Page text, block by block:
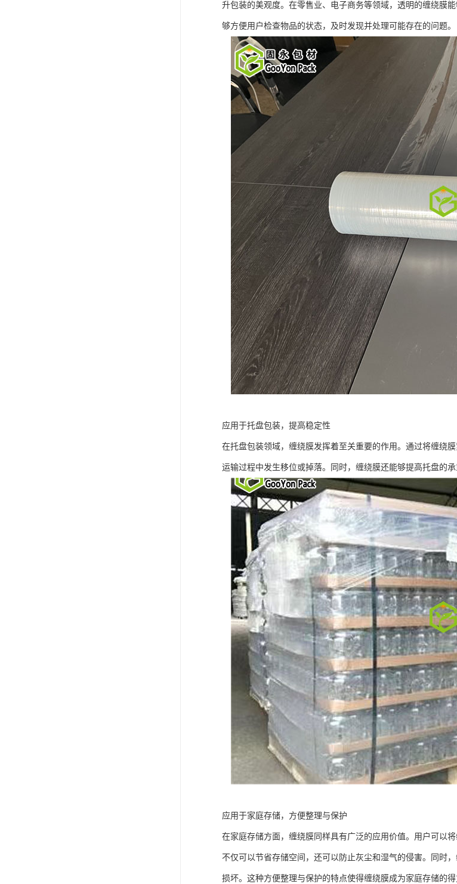
升包装的美观度。在零售业、电子商务等领域，透明的缠绕膜
够方便用户检查物品的状态，及时发现并处理可能存在的问题。
应用于托盘包装，提高稳定性
在托盘包装领域，缠绕膜发挥着至关重要的作用。通过将缠绕
运输过程中发生移位或掉落。同时，缠绕膜还能够提高托盘的
应用于家庭存储，方便整理与保护
在家庭存储方面，缠绕膜同样具有广泛的应用价值。用户可以
不仅可以节省存储空间，还可以防止灰尘和湿气的侵害。同时
损坏。这种方便整理与保护的特点使得缠绕膜成为家庭存储的得